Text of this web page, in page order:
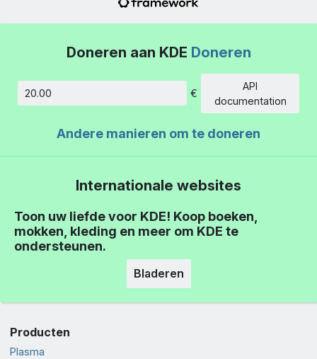
Doneren aan KDE Doneren
Hoeveelheid
€
API
documentation
Andere manieren om te doneren
Internationale websites
Toon uw liefde voor KDE! Koop boeken,
mokken, kleding en meer om KDE te
ondersteunen.
Bladeren
Producten
Plasma